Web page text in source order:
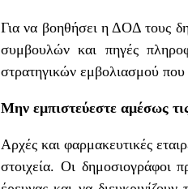
Για να βοηθήσει η ΔΟΔ τους
συμβουλών και πηγές
στρατηγικών εμβολιασμού που
Μην εμπιστεύεστε αμέσως
Αρχές και φαρμακευτικές
στοιχεία. Οι δημοσιογράφοι